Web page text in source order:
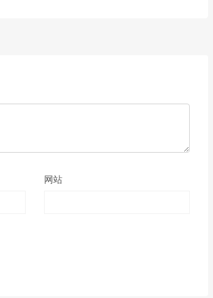
网站